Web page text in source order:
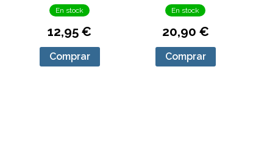
En stock
12,95 €
Comprar
En stock
20,90 €
Comprar